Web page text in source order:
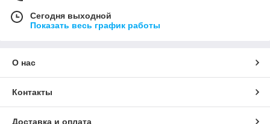
Сегодня выходной
Показать весь график работы
О нас
Контакты
Доставка и оплата